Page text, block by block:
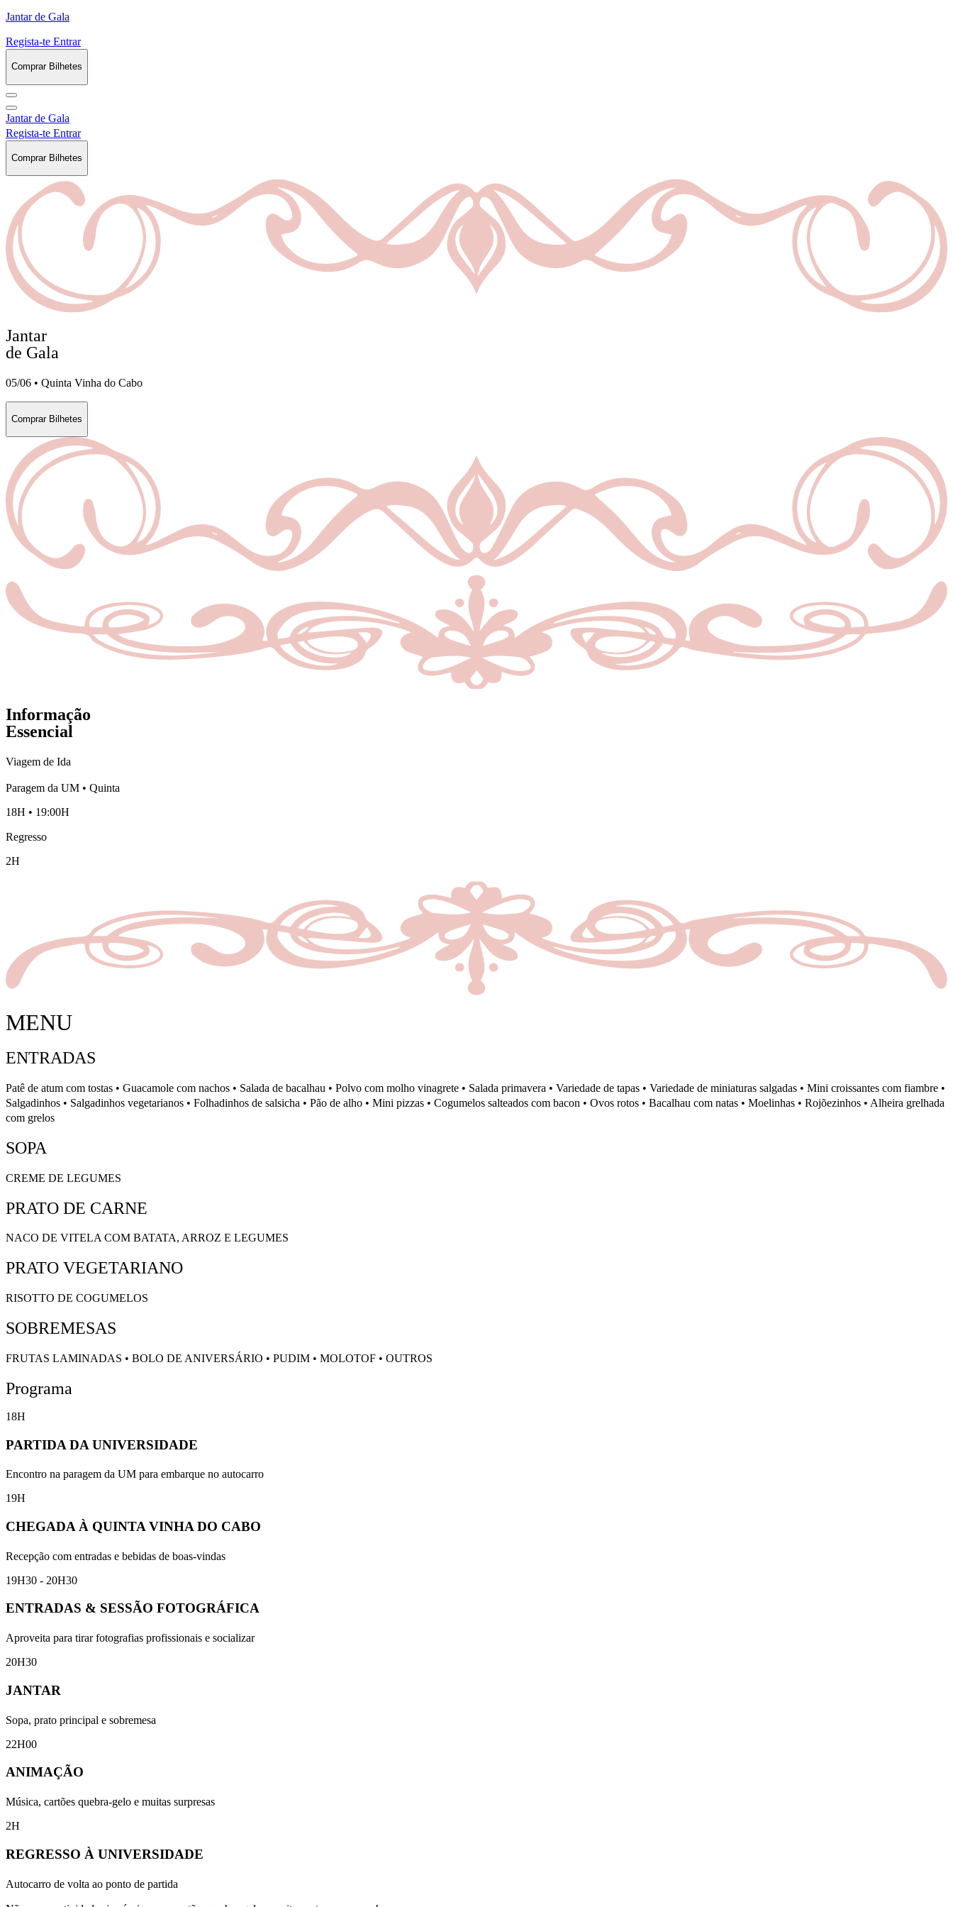
Jantar de Gala
Regista-te Entrar
Comprar Bilhetes
Jantar de Gala
Regista-te Entrar
Comprar Bilhetes
Jantar
de Gala
05/06 • Quinta Vinha do Cabo
Comprar Bilhetes
Informação
Essencial
Viagem de Ida
Paragem da UM • Quinta
18H • 19:00H
Regresso
2H
MENU
ENTRADAS
Patê de atum com tostas • Guacamole com nachos • Salada de bacalhau • Polvo com molho vinagrete • Salada primavera • Variedade de tapas • Variedade de miniaturas salgadas • Mini croissantes com fiambre •
Salgadinhos • Salgadinhos vegetarianos • Folhadinhos de salsicha • Pão de alho • Mini pizzas • Cogumelos salteados com bacon • Ovos rotos • Bacalhau com natas • Moelinhas • Rojõezinhos • Alheira grelhada
com grelos
SOPA
CREME DE LEGUMES
PRATO DE CARNE
NACO DE VITELA COM BATATA, ARROZ E LEGUMES
PRATO VEGETARIANO
RISOTTO DE COGUMELOS
SOBREMESAS
FRUTAS LAMINADAS • BOLO DE ANIVERSÁRIO • PUDIM • MOLOTOF • OUTROS
Programa
18H
PARTIDA DA UNIVERSIDADE
Encontro na paragem da UM para embarque no autocarro
19H
CHEGADA À QUINTA VINHA DO CABO
Recepção com entradas e bebidas de boas-vindas
19H30 - 20H30
ENTRADAS & SESSÃO FOTOGRÁFICA
Aproveita para tirar fotografias profissionais e socializar
20H30
JANTAR
Sopa, prato principal e sobremesa
22H00
ANIMAÇÃO
Música, cartões quebra-gelo e muitas surpresas
2H
REGRESSO À UNIVERSIDADE
Autocarro de volta ao ponto de partida